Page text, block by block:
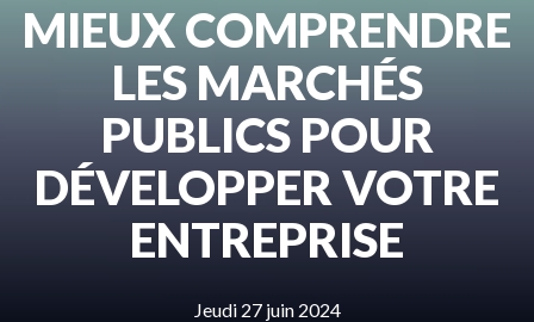
MIEUX COMPRENDRE
LES MARCHÉS
PUBLICS POUR
DÉVELOPPER VOTRE
ENTREPRISE
Jeudi 27 juin 2024